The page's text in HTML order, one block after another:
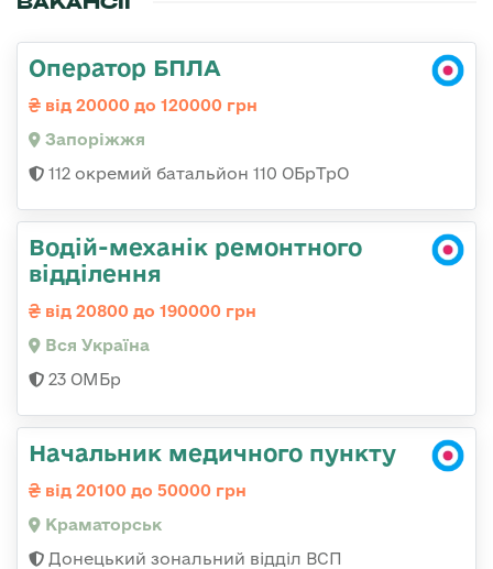
Оператор БПЛА
від 20000 до 120000 грн
Запоріжжя
112 окремий батальйон 110 ОБрТрО
Водій-механік ремонтного
відділення
від 20800 до 190000 грн
Вся Україна
23 ОМБр
Начальник медичного пункту
від 20100 до 50000 грн
Краматорськ
Донецький зональний відділ ВСП